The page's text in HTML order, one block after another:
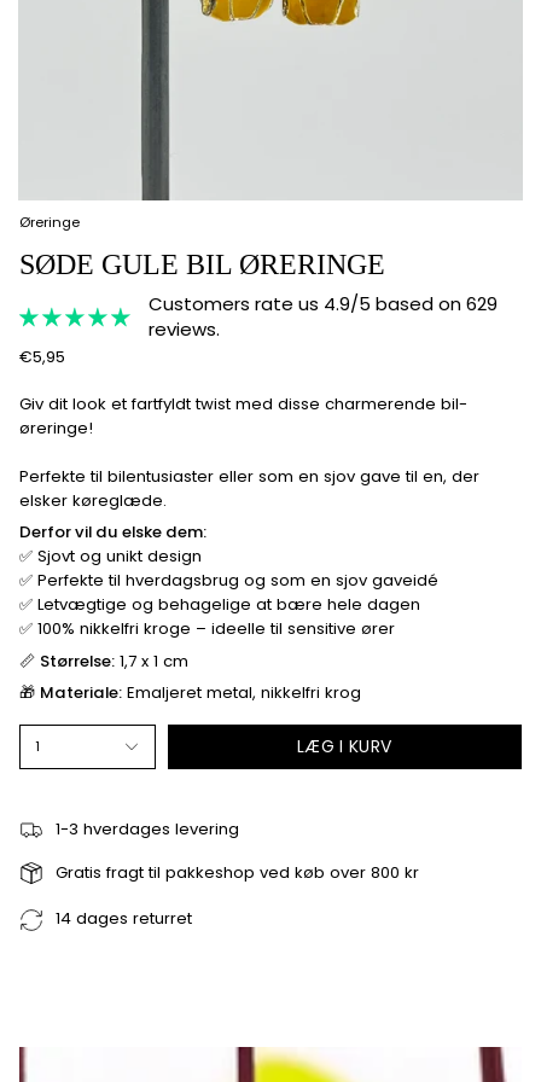
Øreringe
SØDE GULE BIL ØRERINGE
Customers rate us 4.9/5 based on 629
reviews.
€5,95
Giv dit look et fartfyldt twist med disse charmerende bil-
øreringe!
Perfekte til bilentusiaster eller som en sjov gave til en, der
elsker køreglæde.
Derfor vil du elske dem:
✅ Sjovt og unikt design
✅ Perfekte til hverdagsbrug og som en sjov gaveidé
✅ Letvægtige og behagelige at bære hele dagen
✅ 100% nikkelfri kroge – ideelle til sensitive ører
📏 Størrelse: 1,7 x 1 cm
🎁 Materiale: Emaljeret metal, nikkelfri krog
1 LÆG I KURV
1-3 hverdages levering
Gratis fragt til pakkeshop ved køb over 800 kr
14 dages returret